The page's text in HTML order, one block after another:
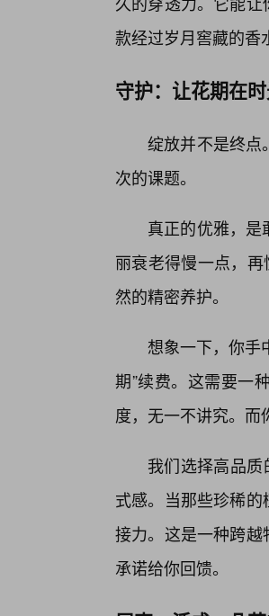
款经过岁月窖藏的香
守护：让花期在
绽放并不是终点
次的课题。
真正的优雅，
丽衰老得慢一点，
然的精密养护。
想象一下，你手
期”续费。这需要一
度，无一不讲究。而
我们选择高品
式感。当那些珍稀
接力。这是一种跨
承诺给你回馈。